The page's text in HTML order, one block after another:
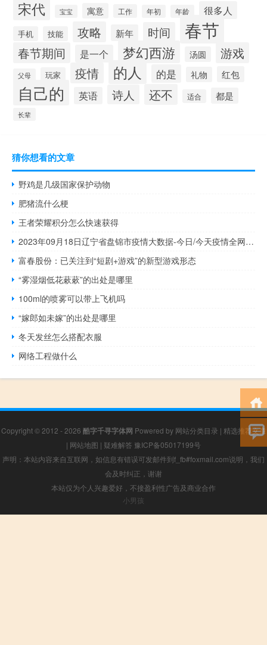
宋代 宝宝 寓意 工作 年初 年龄 很多人
手机 技能 攻略 新年 时间 春节
春节期间 是一个 梦幻西游 汤圆 游戏
父母 玩家 疫情 的人 的是 礼物 红包
自己的 英语 诗人 还不 适合 都是
长辈
猜你想看的文章
野鸡是几级国家保护动物
肥猪流什么梗
王者荣耀积分怎么快速获得
2023年09月18日辽宁省盘锦市疫情大数据-今日/今天疫情全网搜索最新实时消息动态情况通知播报
富春股份：已关注到“短剧+游戏”的新型游戏形态
“雾湿烟低花蔌蔌”的出处是哪里
100ml的喷雾可以带上飞机吗
“嫁郎如未嫁”的出处是哪里
冬天发丝怎么搭配衣服
网络工程做什么
Copyright © 2012 - 2026 酷字千寻字体网 Powered by 网站分类目录 | 精选推荐文章
| 网站地图 | 疑难解答 豫ICP备05017199号
声明：本站内容来自互联网，如信息有错误可发邮件到f_fb#foxmail.com说明，我们
会及时纠正，谢谢
本站仅为个人兴趣爱好，不接盈利性广告及商业合作
小男孩